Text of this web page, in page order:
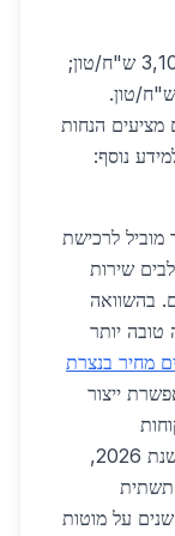
בטבלה השוואתית לשנת 2026: צפון - 3,100 ש"ח/טון;
מרכז - 3,600 ש"ח/טון; דרום - 3,900 ש"ח/טון.
מציעים הנחות
מוביל לרכישת
שירות
בהשוואה
יותר
מחיר בנצרת
ייצור
ב-15%. לקוחות
תעשייתיים חוסכים אלפי שקלים בשנה. בשנת 2026,
תשתית
ממשלתיים. ספקים מציעים אחריות של 5 שנים על מוטות